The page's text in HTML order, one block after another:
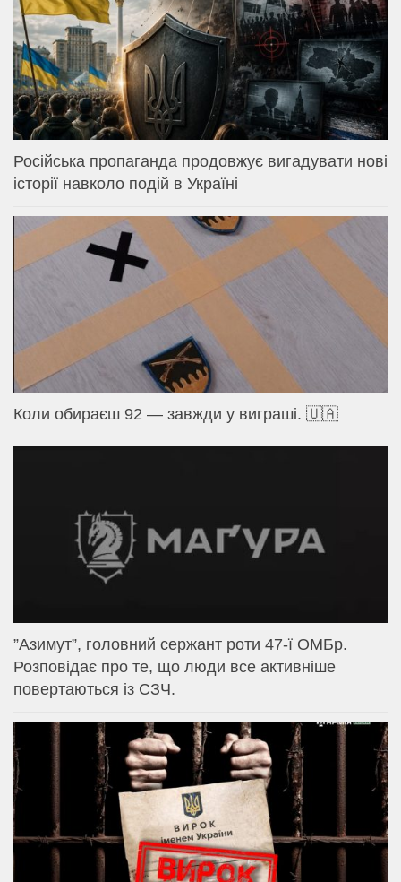
Російська пропаганда продовжує вигадувати нові
історії навколо подій в Україні
Коли обираєш 92 — завжди у виграші. 🇺🇦
⁨”Азимут”, головний сержант роти 47-ї ОМБр.
Розповідає про те, що люди все активніше
повертаються із СЗЧ.